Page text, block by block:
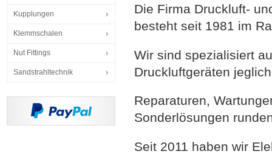
Kupplungen
Klemmschalen
Nut Fittings
Sandstrahltechnik
Die Firma Druckluft-
besteht seit 1981 im
Wir sind spezialisiert
Druckluftgeräten
Reparaturen,
Sonderlösungen
Seit 2011 haben wir